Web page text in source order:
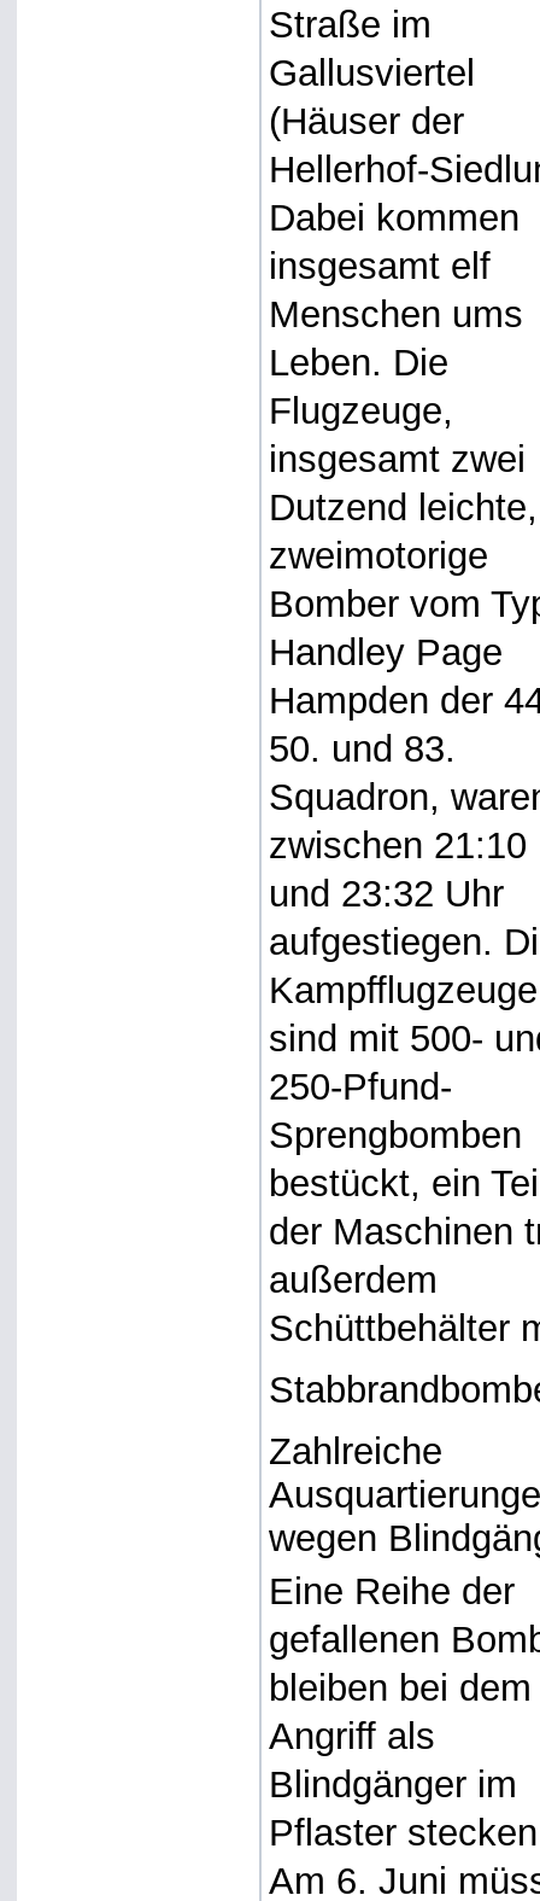
Straße im
Gallusviertel
(Häuser der
Hellerhof-
Dabei kommen
insgesamt elf
Menschen ums
Leben. Die
Flugzeuge,
insgesamt zwei
Dutzend leichte,
zweimotorige
Bomber vom
Handley Page
Hampden der
50. und 83.
Squadron,
zwischen 21:10
und 23:32 Uhr
aufgestiegen.
Kampfflugzeuge
sind mit 500-
250-Pfund-
Sprengbomben
bestückt, ein
der Maschinen
außerdem
Schüttbehälter
Zahlreiche
wegen
Eine Reihe der
gefallenen
bleiben bei dem
Angriff als
Blindgänger im
Pflaster
Am 6. Juni